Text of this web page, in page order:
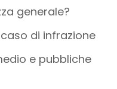
generale?
di infrazione
e pubbliche